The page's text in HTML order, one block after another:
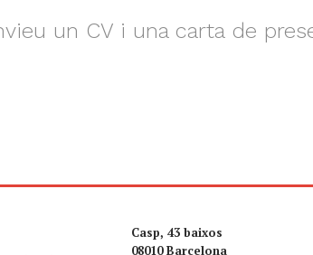
un CV i una carta de
Casp, 43 baixos
08010 Barcelona